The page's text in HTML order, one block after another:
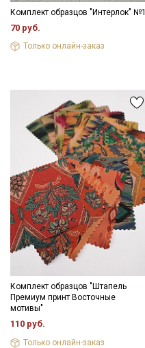
Комплект образцов "Интерлок" №1
70 руб.
Только онлайн-заказ
Комплект образцов "Штапель
Премиум принт Восточные
мотивы"
110 руб.
Только онлайн-заказ